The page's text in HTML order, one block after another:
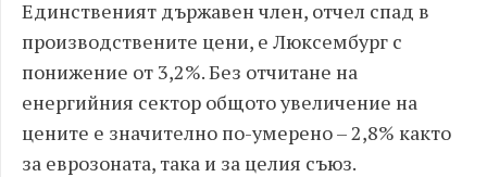
Единственият държавен член, отчел спад в
производствените цени, е Люксембург с
понижение от 3,2%. Без отчитане на
енергийния сектор общото увеличение на
цените е значително по-умерено – 2,8% както
за еврозоната, така и за целия съюз.